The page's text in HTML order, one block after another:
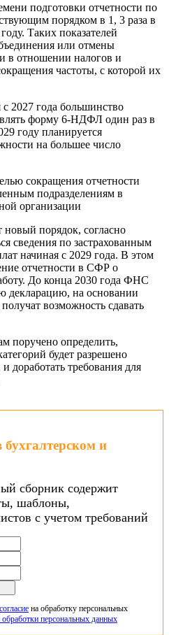
подготовки отчетности по
порядком в 1, 3 раза в
Таких показателей
или отмены
в отношении налогов и
частоты, с которой их
с 2027 года большинство
форму 6-НДФЛ один раз в
году планируется
на большее число
сокращения отчетности
подразделениям в
организации
порядок, согласно
сведения по застрахованным
начиная с 2029 года. В этом
отчетности в СФР о
До конца 2030 года ФНС
декларацию, на основании
возможность сдавать
поручено определить,
будет разрешено
доработать требования для
и
сборник содержит
шаблоны,
с учетом требований
согласие на обработку персональных
обработки персональных данных